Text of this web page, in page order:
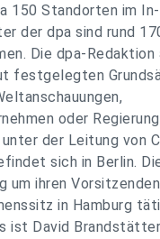
150 Standorten im In-
der dpa sind rund
Die dpa-
festgelegten
oder
der Leitung von
sich in Berlin.
um ihren
in Hamburg
ist David